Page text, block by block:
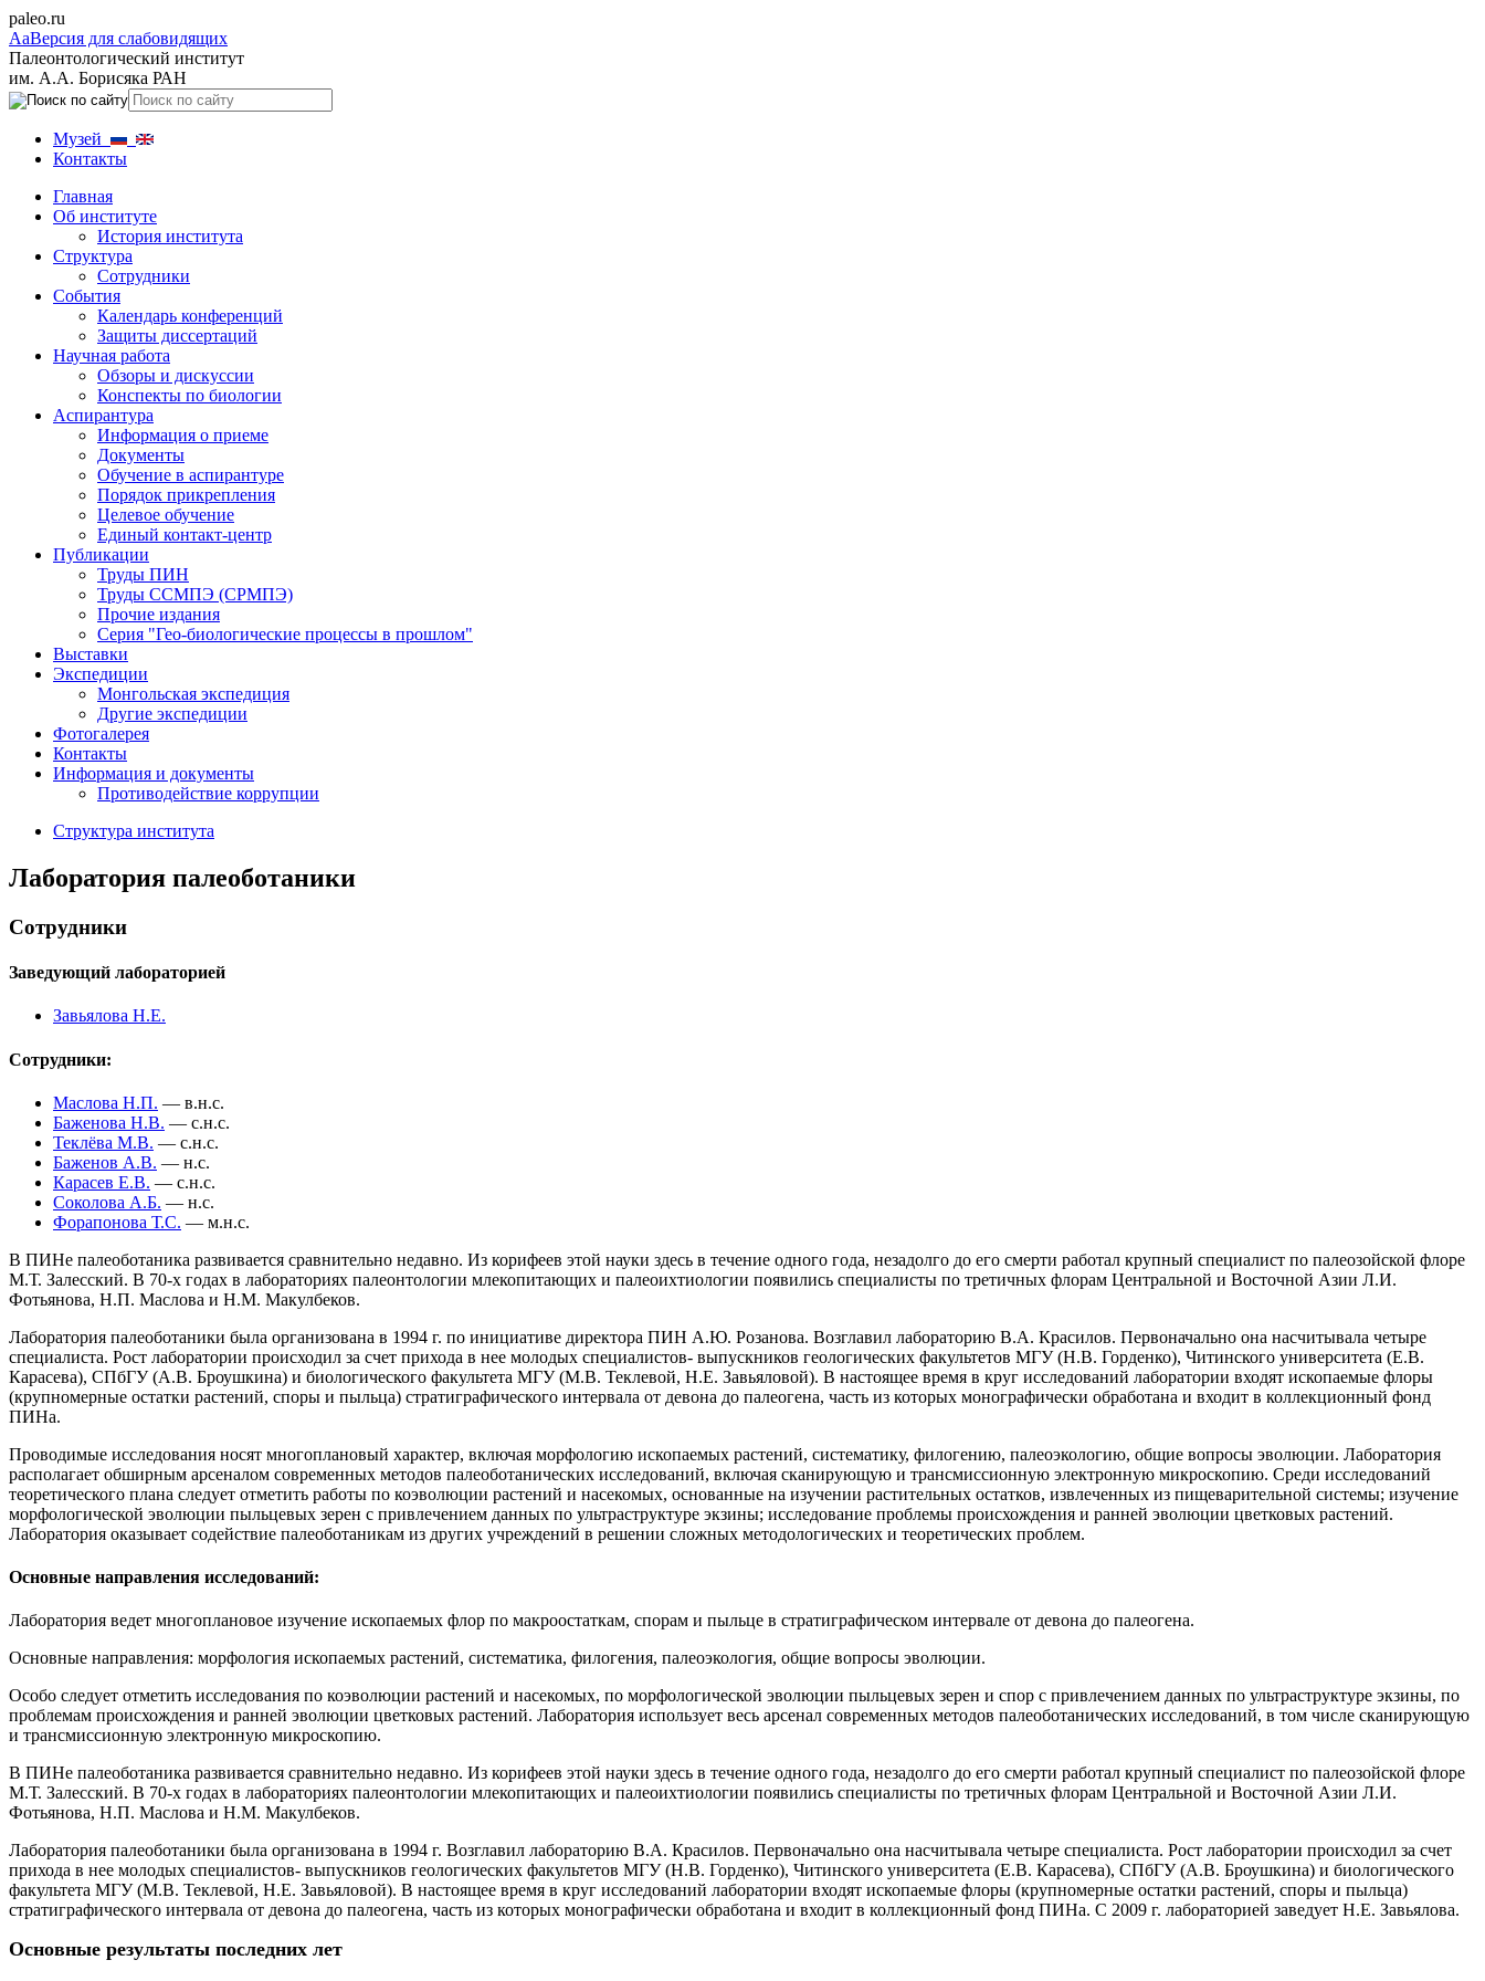
paleo.ru
AaВерсия для слабовидящих
Палеонтологический институт
им. А.А. Борисяка РАН
Музей
Контакты
Главная
Об институте
История института
Структура
Сотрудники
События
Календарь конференций
Защиты диссертаций
Научная работа
Обзоры и дискуссии
Конспекты по биологии
Аспирантура
Информация о приеме
Документы
Обучение в аспирантуре
Порядок прикрепления
Целевое обучение
Единый контакт-центр
Публикации
Труды ПИН
Труды ССМПЭ (СРМПЭ)
Прочие издания
Серия "Гео-биологические процессы в прошлом"
Выставки
Экспедиции
Монгольская экспедиция
Другие экспедиции
Фотогалерея
Контакты
Информация и документы
Противодействие коррупции
Структура института
Лаборатория палеоботаники
Сотрудники
Заведующий лабораторией
Завьялова Н.Е.
Сотрудники:
Маслова Н.П. — в.н.с.
Баженова Н.В. — с.н.с.
Теклёва М.В. — с.н.с.
Баженов А.В. — н.с.
Карасев Е.В. — с.н.с.
Соколова А.Б. — н.с.
Форапонова Т.С. — м.н.с.
В ПИНе палеоботаника развивается сравнительно недавно. Из корифеев этой науки здесь в течение одного года, незадолго до его смерти работал крупный специалист по палеозойской флоре
М.Т. Залесский. В 70-х годах в лабораториях палеонтологии млекопитающих и палеоихтиологии появились специалисты по третичных флорам Центральной и Восточной Азии Л.И.
Фотьянова, Н.П. Маслова и Н.М. Макулбеков.
Лаборатория палеоботаники была организована в 1994 г. по инициативе директора ПИН А.Ю. Розанова. Возглавил лабораторию В.А. Красилов. Первоначально она насчитывала четыре
специалиста. Рост лаборатории происходил за счет прихода в нее молодых специалистов- выпускников геологических факультетов МГУ (Н.В. Горденко), Читинского университета (Е.В.
Карасева), СПбГУ (А.В. Броушкина) и биологического факультета МГУ (М.В. Теклевой, Н.Е. Завьяловой). В настоящее время в круг исследований лаборатории входят ископаемые флоры
(крупномерные остатки растений, споры и пыльца) стратиграфического интервала от девона до палеогена, часть из которых монографически обработана и входит в коллекционный фонд
ПИНа.
Проводимые исследования носят многоплановый характер, включая морфологию ископаемых растений, систематику, филогению, палеоэкологию, общие вопросы эволюции. Лаборатория
располагает обширным арсеналом современных методов палеоботанических исследований, включая сканирующую и трансмиссионную электронную микроскопию. Среди исследований
теоретического плана следует отметить работы по коэволюции растений и насекомых, основанные на изучении растительных остатков, извлеченных из пищеварительной системы; изучение
морфологической эволюции пыльцевых зерен с привлечением данных по ультраструктуре экзины; исследование проблемы происхождения и ранней эволюции цветковых растений.
Лаборатория оказывает содействие палеоботаникам из других учреждений в решении сложных методологических и теоретических проблем.
Основные направления исследований:
Лаборатория ведет многоплановое изучение ископаемых флор по макроостаткам, спорам и пыльце в стратиграфическом интервале от девона до палеогена.
Основные направления: морфология ископаемых растений, систематика, филогения, палеоэкология, общие вопросы эволюции.
Особо следует отметить исследования по коэволюции растений и насекомых, по морфологической эволюции пыльцевых зерен и спор с привлечением данных по ультраструктуре экзины, по
проблемам происхождения и ранней эволюции цветковых растений. Лаборатория использует весь арсенал современных методов палеоботанических исследований, в том числе сканирующую
и трансмиссионную электронную микроскопию.
В ПИНе палеоботаника развивается сравнительно недавно. Из корифеев этой науки здесь в течение одного года, незадолго до его смерти работал крупный специалист по палеозойской флоре
М.Т. Залесский. В 70-х годах в лабораториях палеонтологии млекопитающих и палеоихтиологии появились специалисты по третичных флорам Центральной и Восточной Азии Л.И.
Фотьянова, Н.П. Маслова и Н.М. Макулбеков.
Лаборатория палеоботаники была организована в 1994 г. Возглавил лабораторию В.А. Красилов. Первоначально она насчитывала четыре специалиста. Рост лаборатории происходил за счет
прихода в нее молодых специалистов- выпускников геологических факультетов МГУ (Н.В. Горденко), Читинского университета (Е.В. Карасева), СПбГУ (А.В. Броушкина) и биологического
факультета МГУ (М.В. Теклевой, Н.Е. Завьяловой). В настоящее время в круг исследований лаборатории входят ископаемые флоры (крупномерные остатки растений, споры и пыльца)
стратиграфического интервала от девона до палеогена, часть из которых монографически обработана и входит в коллекционный фонд ПИНа. С 2009 г. лабораторией заведует Н.Е. Завьялова.
Основные результаты последних лет